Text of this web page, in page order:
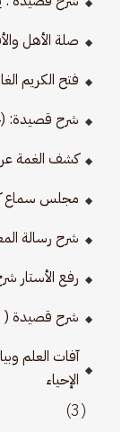
صلة الأهل
فتح الكريم
شرح قصيدة:
كشف الغمة
مجلس سماع
شرح رسالة
رفع الأستار
شرح قصيدة (
آفات العلم
الإحياء
(3)